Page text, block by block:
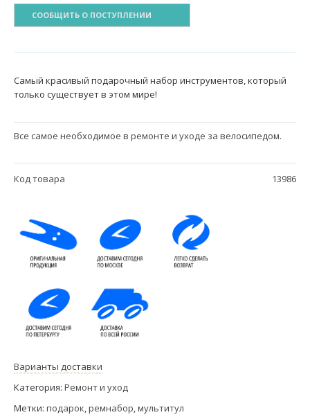
СООБЩИТЬ О ПОСТУПЛЕНИИ
Самый красивый подарочный набор инструментов, который
только существует в этом мире!
Все самое необходимое в ремонте и уходе за велосипедом.
Код товара 13986
Варианты доставки
Категория: Ремонт и уход
Метки: подарок,ремнабор,мультитул